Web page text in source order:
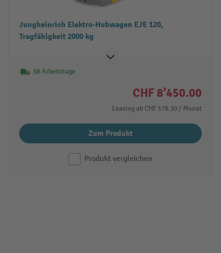
Jungheinrich Elektro-Hubwagen EJE 120,
Tragfähigkeit 2000 kg
58 Arbeitstage
CHF 8’450.00
Leasing ab CHF 178.30 / Monat
Zum Produkt
Produkt vergleichen